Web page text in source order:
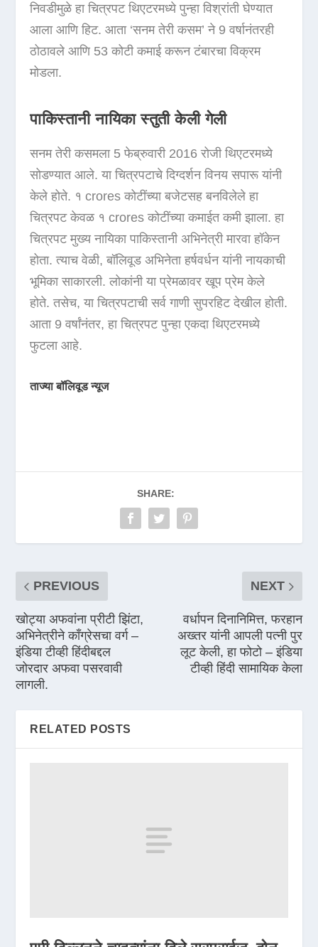
निवडीमुळे हा चित्रपट थिएटरमध्ये पुन्हा विश्रांती घेण्यात
आला आणि हिट. आता ‘सनम तेरी कसम’ ने 9 वर्षानंतरही
ठोठावले आणि 53 कोटी कमाई करून टंबारचा विक्रम
मोडला.
पाकिस्तानी नायिका स्तुती केली गेली
सनम तेरी कसमला 5 फेब्रुवारी 2016 रोजी थिएटरमध्ये
सोडण्यात आले. या चित्रपटाचे दिग्दर्शन विनय सपारू यांनी
केले होते. १ crores कोटींच्या बजेटसह बनविलेले हा
चित्रपट केवळ १ crores कोटींच्या कमाईत कमी झाला. हा
चित्रपट मुख्य नायिका पाकिस्तानी अभिनेत्री मारवा हॉकेन
होता. त्याच वेळी, बॉलिवूड अभिनेता हर्षवर्धन यांनी नायकाची
भूमिका साकारली. लोकांनी या प्रेमळावर खूप प्रेम केले
होते. तसेच, या चित्रपटाची सर्व गाणी सुपरहिट देखील होती.
आता 9 वर्षांनंतर, हा चित्रपट पुन्हा एकदा थिएटरमध्ये
फुटला आहे.
ताज्या बॉलिवूड न्यूज
SHARE:
PREVIOUS
खोट्या अफवांना प्रीटी झिंटा,
अभिनेत्रीने कॉंग्रेसचा वर्ग –
इंडिया टीव्ही हिंदीबद्दल
जोरदार अफवा पसरवावी
लागली.
NEXT
वर्धापन दिनानिमित्त, फरहान
अख्तर यांनी आपली पत्नी पुर
लूट केली, हा फोटो – इंडिया
टीव्ही हिंदी सामायिक केला
RELATED POSTS